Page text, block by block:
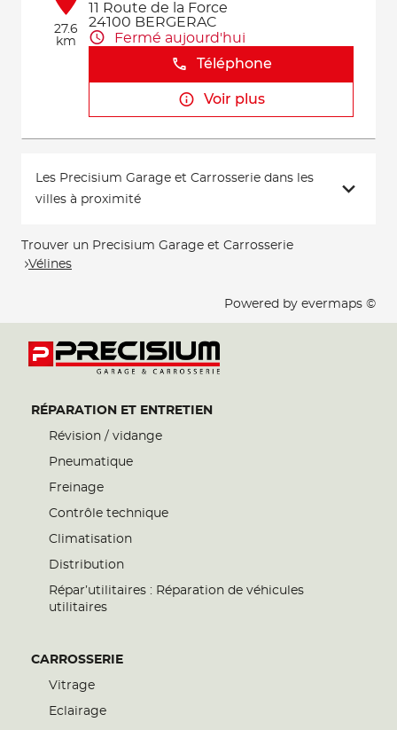
27.6
km
11 Route de la Force
24100 BERGERAC
Fermé aujourd'hui
Téléphone
Voir plus
Les Precisium Garage et Carrosserie dans les
villes à proximité
Trouver un Precisium Garage et Carrosserie
Vélines
Powered by evermaps ©
RÉPARATION ET ENTRETIEN
Révision / vidange
Pneumatique
Freinage
Contrôle technique
Climatisation
Distribution
Répar’utilitaires : Réparation de véhicules
utilitaires
CARROSSERIE
Vitrage
Eclairage